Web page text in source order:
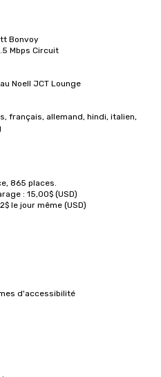
Bonvoy
Noell JCT Lounge
français, allemand, hindi, italien,
865 places.
: 15,00$ (USD)
le jour même (USD)
d'accessibilité